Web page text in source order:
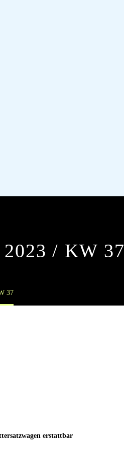
/ KW 37
37
erstattbar